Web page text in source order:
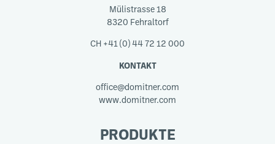
Mülistrasse 18
8320 Fehraltorf
CH +41 (0) 44 72 12 000
KONTAKT
office@domitner.com
www.domitner.com
PRODUKTE